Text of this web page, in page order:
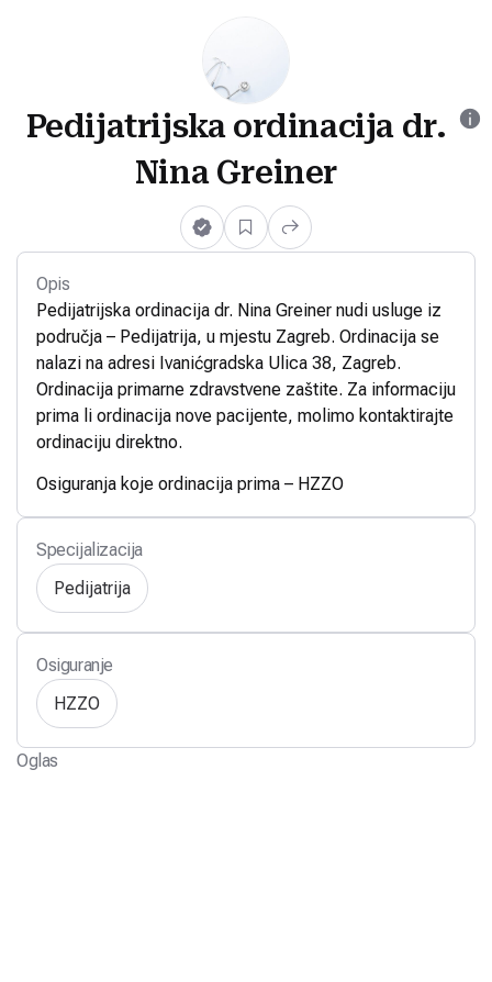
Pedijatrijska ordinacija dr.
Nina Greiner
Opis
Pedijatrijska ordinacija dr. Nina Greiner nudi usluge iz
područja – Pedijatrija, u mjestu Zagreb. Ordinacija se
nalazi na adresi Ivanićgradska Ulica 38, Zagreb.
Ordinacija primarne zdravstvene zaštite. Za informaciju
prima li ordinacija nove pacijente, molimo kontaktirajte
ordinaciju direktno.
Osiguranja koje ordinacija prima – HZZO
Specijalizacija
Pedijatrija
Osiguranje
HZZO
Oglas